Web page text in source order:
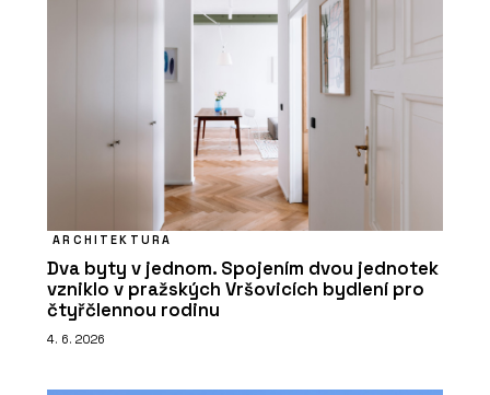
ARCHITEKTURA
Dva byty v jednom. Spojením dvou jednotek
vzniklo v pražských Vršovicích bydlení pro
čtyřčlennou rodinu
4. 6. 2026